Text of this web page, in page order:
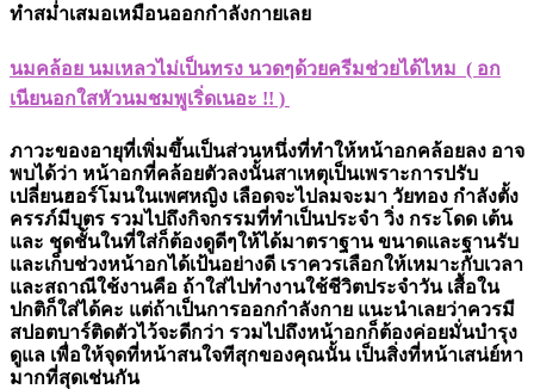
ทำสม่ำเสมอเหมือนออกกำลังกายเลย
นมคล้อย นมเหลวไม่เป็นทรง นวดๆด้วยครีมช่วยได้ไหม ( อก
เนียนอกใสหัวนมชมพูเริ่ดเนอะ !! )
ภาวะของอายุที่เพิ่มขึ้นเป็นส่วนหนึ่งที่ทำให้หน้าอกคล้อยลง อาจ
พบได้ว่า หน้าอกที่คล้อยตัวลงนั้นสาเหตุเป็นเพราะการปรับ
เปลี่ยนฮอร์โมนในเพศหญิง เลือดจะไปลมจะมา วัยทอง กำลังตั้ง
ครรภ์มีบุตร รวมไปถึงกิจกรรมที่ทำเป็นประจำ วิ่ง กระโดด เต้น
และ ชุดชั้นในที่ใส่ก็ต้องดูดีๆให้ได้มาตราฐาน ขนาดและฐานรับ
และเก็บช่วงหน้าอกได้เป้นอย่างดี เราควรเลือกให้เหมาะกับเวลา
และสถาณีใช้งานคือ ถ้าใส่ไปทำงานใช้ชีวิตประจำวัน เสื้อใน
ปกติก็ใส่ได้คะ แต่ถ้าเป็นการออกกำลังกาย แนะนำเลยว่าควรมี
สปอตบาร์ติดตัวไว้จะดีกว่า รวมไปถึงหน้าอกก็ต้องค่อยมั่นบำรุง
ดูแล เพื่อให้จุดที่หน้าสนใจทีสุกของคุณนั้น เป็นสิ่งที่หน้าเสน่ย์หา
มากที่สุดเช่นกัน